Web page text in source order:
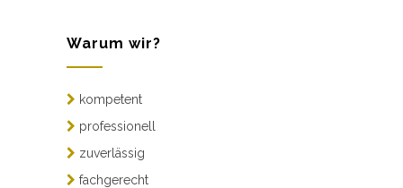
Warum wir?
kompetent
professionell
zuverlässig
fachgerecht